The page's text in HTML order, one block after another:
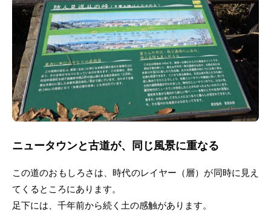
ニュータウンと古道が、同じ風景に重なる
この道のおもしろさは、時代のレイヤー（層）が同時に見え
てくるところにあります。
足下には、千年前から続く土の感触があります。